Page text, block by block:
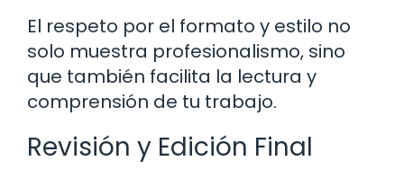
El respeto por el formato y estilo no
solo muestra profesionalismo, sino
que también facilita la lectura y
comprensión de tu trabajo.
Revisión y Edición Final